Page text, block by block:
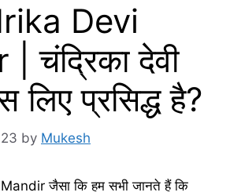
Devi
चंद्रिका देवी
लिए प्रसिद्ध है?
by Mukesh
जैसा कि हम सभी जानते हैं कि